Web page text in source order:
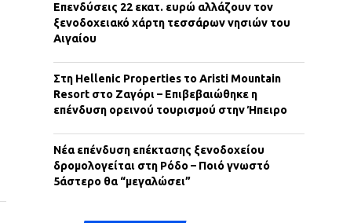
Επενδύσεις 22 εκατ. ευρώ αλλάζουν τον
ξενοδοχειακό χάρτη τεσσάρων νησιών του
Αιγαίου
Στη Hellenic Properties το Aristi Mountain
Resort στο Ζαγόρι – Επιβεβαιώθηκε η
επένδυση ορεινού τουρισμού στην Ήπειρο
Νέα επένδυση επέκτασης ξενοδοχείου
δρομολογείται στη Ρόδο – Ποιό γνωστό
5άστερο θα “μεγαλώσει”